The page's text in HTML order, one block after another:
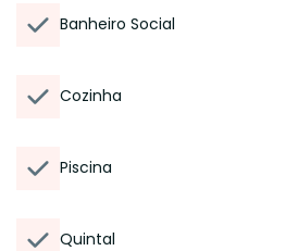
Banheiro Social
Cozinha
Piscina
Quintal